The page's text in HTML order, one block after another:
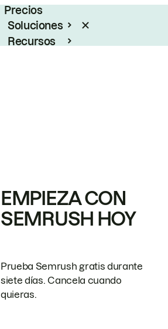
Precios
Soluciones
Recursos
EMPIEZA CON
SEMRUSH HOY
Prueba Semrush gratis durante
siete días. Cancela cuando
quieras.